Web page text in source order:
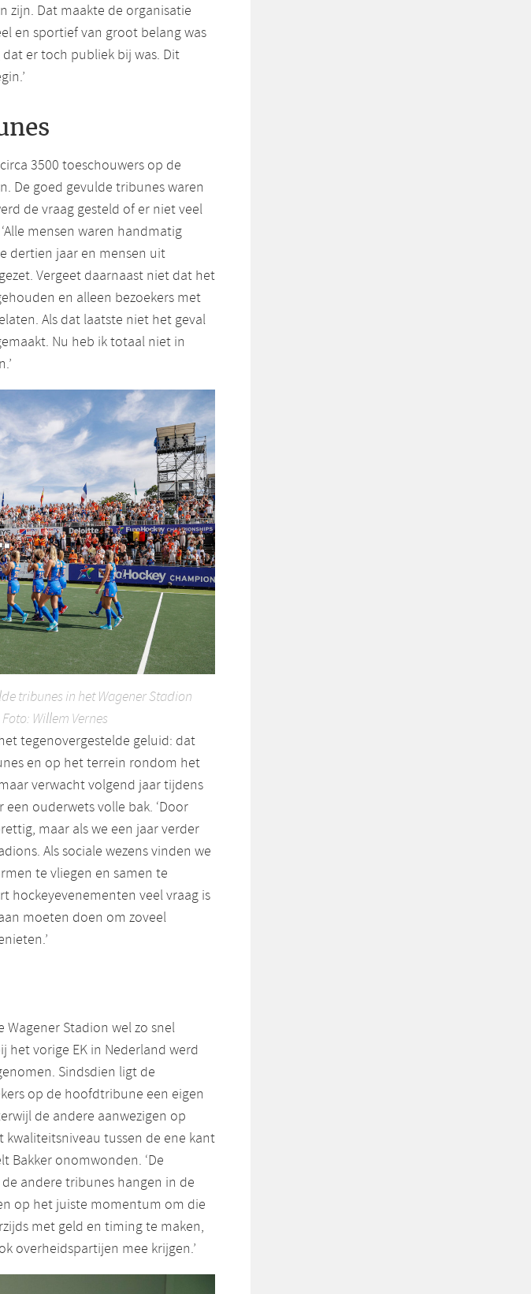
zijn. Dat maakte de organisatie
en sportief van groot belang was
er toch publiek bij was. Dit
3500 toeschouwers op de
De goed gevulde tribunes waren
de vraag gesteld of er niet veel
mensen waren handmatig
dertien jaar en mensen uit
Vergeet daarnaast niet dat het
en alleen bezoekers met
Als dat laatste niet het geval
Nu heb ik totaal niet in
tribunes in het Wagener Stadion
Willem Vernes
tegenovergestelde geluid: dat
en op het terrein rondom het
verwacht volgend jaar tijdens
ouderwets volle bak. ‘Door
maar als we een jaar verder
Als sociale wezens vinden we
te vliegen en samen te
hockeyevenementen veel vraag is
moeten doen om zoveel
Stadion wel zo snel
het vorige EK in Nederland werd
Sindsdien ligt de
op de hoofdtribune een eigen
de andere aanwezigen op
tussen de ene kant
Bakker onomwonden. ‘De
andere tribunes hangen in de
op het juiste momentum om die
met geld en timing te maken,
overheidspartijen mee krijgen.’